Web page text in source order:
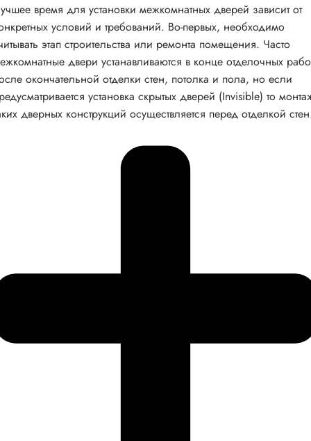
время для установки межкомнатных дверей зависит от
условий и требований. Во-первых, необходимо
этап строительства или ремонта помещения. Часто
двери устанавливаются в конце отделочных
окончательной отделки стен, потолка и пола, но если
установка скрытых дверей (Invisible) то
дверных конструкций осуществляется перед отделкой